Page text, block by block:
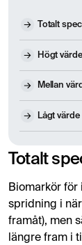
Totalt
Högt värde
Mellan
Lågt värde
Totalt
Biomarkör
spridning i
framåt), men
längre fram i